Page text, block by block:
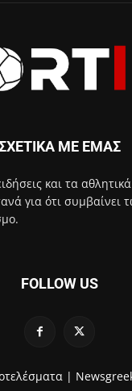
ΜΕ ΕΜΑΣ
και τα
για ότι συμβαίνει
FOLLOW US
|